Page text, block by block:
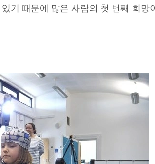
기 때문에 많은 사람의 첫 번째 희망이